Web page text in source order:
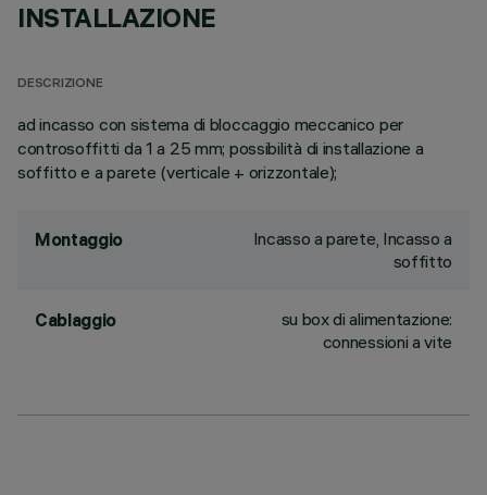
INSTALLAZIONE
DESCRIZIONE
ad incasso con sistema di bloccaggio meccanico per
controsoffitti da 1 a 25 mm; possibilità di installazione a
soffitto e a parete (verticale + orizzontale);
Montaggio
Incasso a parete, Incasso a
soffitto
Cablaggio
su box di alimentazione:
connessioni a vite